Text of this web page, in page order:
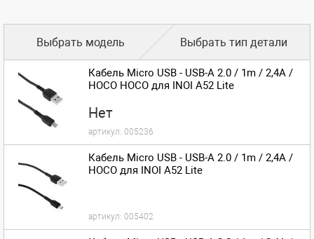
Выбрать модель Выбрать тип детали
Кабель Micro USB - USB-A 2.0 / 1m / 2,4A /
HOCO HOCO для INOI A52 Lite
Нет
артикул: 005236
Кабель Micro USB - USB-A 2.0 / 1m / 2,4A /
HOCO для INOI A52 Lite
артикул: 005402